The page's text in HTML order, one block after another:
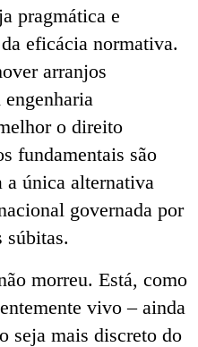
pragmática e
eficácia normativa.
arranjos
o direito
fundamentais são
a única alternativa
governada por
súbitas.
morreu. Está, como
vivo – ainda
seja mais discreto do